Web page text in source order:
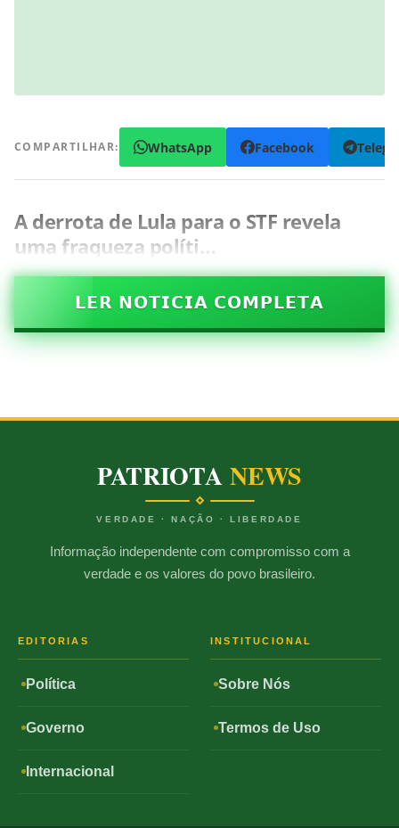
COMPARTILHAR: WhatsApp Facebook
A derrota de Lula para o STF revela
uma fraqueza políti…
𝗟𝗘𝗥 𝗡𝗢𝗧𝗜𝗖𝗜𝗔 𝗖𝗢𝗠𝗣𝗟𝗘𝗧𝗔
PATRIOTANEWS
VERDADE · NAÇÃO · LIBERDADE
Informação independente com compromisso com a
verdade e os valores do povo brasileiro.
EDITORIAS
Política
Governo
Internacional
INSTITUCIONAL
Sobre Nós
Termos de Uso